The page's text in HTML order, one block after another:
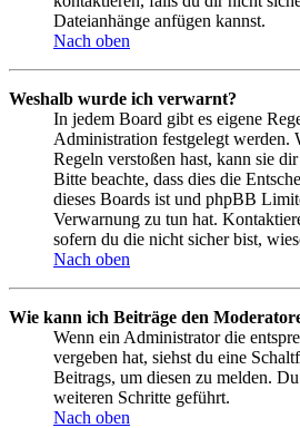
Dateianhänge anfügen kannst.
Nach oben
Weshalb wurde ich verwarnt?
In jedem Board gibt es eigene
Administration festgelegt werden.
Regeln verstoßen hast, kann sie
Bitte beachte, dass dies die
dieses Boards ist und phpBB
Verwarnung zu tun hat.
sofern du die nicht sicher bist,
Nach oben
Wie kann ich Beiträge den
Wenn ein Administrator die
vergeben hat, siehst du eine
Beitrags, um diesen zu melden.
weiteren Schritte geführt.
Nach oben